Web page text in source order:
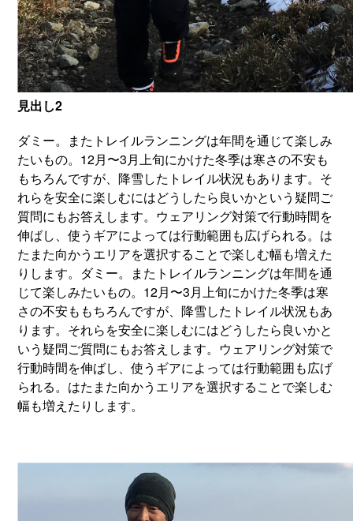
見出し2
ダミー。またトレイルランニングは年間を通じて楽しみ
たいもの。12月〜3月上旬にかけた冬季は寒さの不安も
もちろんですが、降雪したトレイル状況もあります。そ
れらを安全に楽しむにはどうしたら良いかという疑問ご
質問にもお答えします。ウェアリング対策で行動時間を
伸ばし、使うギアによっては行動範囲も広げられる。は
たまた向かうエリアを選択することで楽しむ幅も増えた
りします。ダミー。またトレイルランニングは年間を通
じて楽しみたいもの。12月〜3月上旬にかけた冬季は寒
さの不安ももちろんですが、降雪したトレイル状況もあ
ります。それらを安全に楽しむにはどうしたら良いかと
いう疑問ご質問にもお答えします。ウェアリング対策で
行動時間を伸ばし、使うギアによっては行動範囲も広げ
られる。はたまた向かうエリアを選択することで楽しむ
幅も増えたりします。